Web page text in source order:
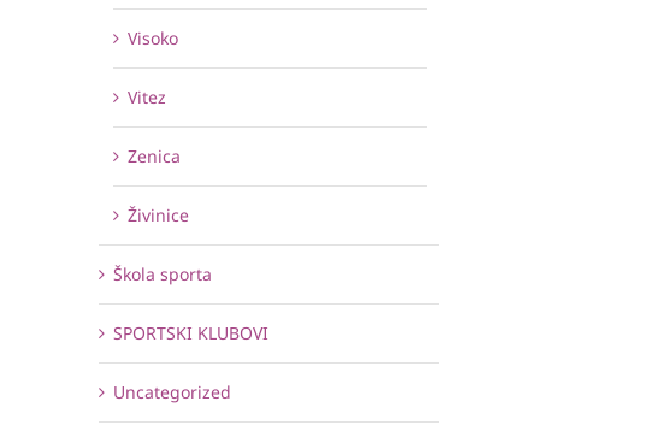
Visoko
Vitez
Zenica
Živinice
Škola sporta
SPORTSKI KLUBOVI
Uncategorized